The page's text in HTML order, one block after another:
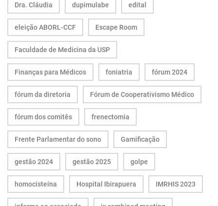
Dra. Cláudia dupimulabe edital
eleição ABORL-CCF Escape Room
Faculdade de Medicina da USP
Finanças para Médicos foniatria fórum 2024
fórum da diretoria Fórum de Cooperativismo Médico
fórum dos comitês frenectomia
Frente Parlamentar do sono Gamificação
gestão 2024 gestão 2025 golpe
homocisteína Hospital Ibirapuera IMRHIS 2023